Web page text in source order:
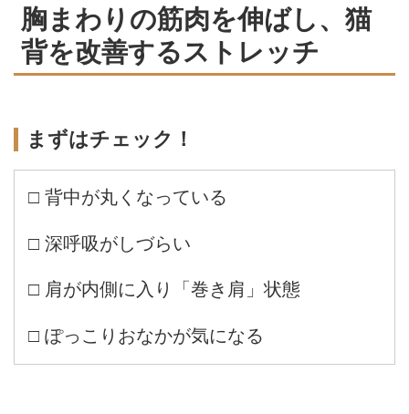
胸まわりの筋肉を伸ばし、猫
背を改善するストレッチ
まずはチェック！
□ 背中が丸くなっている
□ 深呼吸がしづらい
□ 肩が内側に入り「巻き肩」状態
□ ぽっこりおなかが気になる